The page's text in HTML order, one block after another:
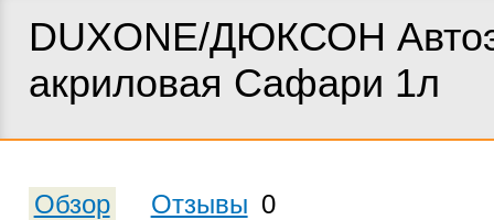
DUXONE/ДЮКСОН
акриловая Сафари 1л
Обзор Отзывы 0